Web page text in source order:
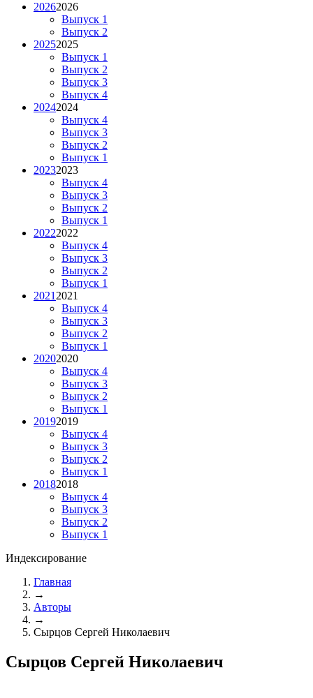
20262026
Выпуск 1
Выпуск 2
20252025
Выпуск 1
Выпуск 2
Выпуск 3
Выпуск 4
20242024
Выпуск 4
Выпуск 3
Выпуск 2
Выпуск 1
20232023
Выпуск 4
Выпуск 3
Выпуск 2
Выпуск 1
20222022
Выпуск 4
Выпуск 3
Выпуск 2
Выпуск 1
2021 2021
Выпуск 4
Выпуск 3
Выпуск 2
Выпуск 1
20202020
Выпуск 4
Выпуск 3
Выпуск 2
Выпуск 1
20192019
Выпуск 4
Выпуск 3
Выпуск 2
Выпуск 1
20182018
Выпуск 4
Выпуск 3
Выпуск 2
Выпуск 1
Индексирование
Главная
→
Авторы
→
Сырцов Сергей Николаевич
Сырцов Сергей Николаевич